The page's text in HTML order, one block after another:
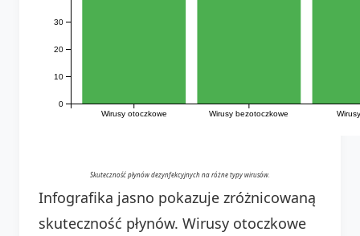
Wirusy otoczkowe Wirusy bezotoczkowe
0
10
20
30
Skuteczność płynów dezynfekcyjnych na różne typy wirusów.
Infografika jasno pokazuje zróżnicowaną
skuteczność płynów. Wirusy otoczkowe